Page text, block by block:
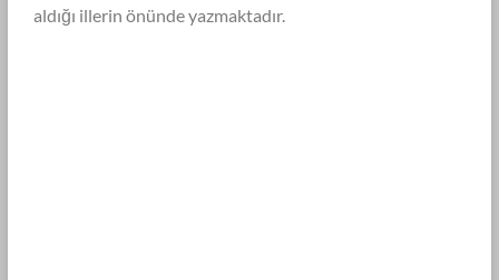
aldığı illerin önünde yazmaktadır.